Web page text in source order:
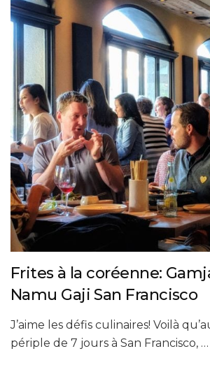
Frites à la coréenne:
Namu Gaji San Francisco
J’aime les défis culinaires! Voilà
périple de 7 jours à San Francisco, …